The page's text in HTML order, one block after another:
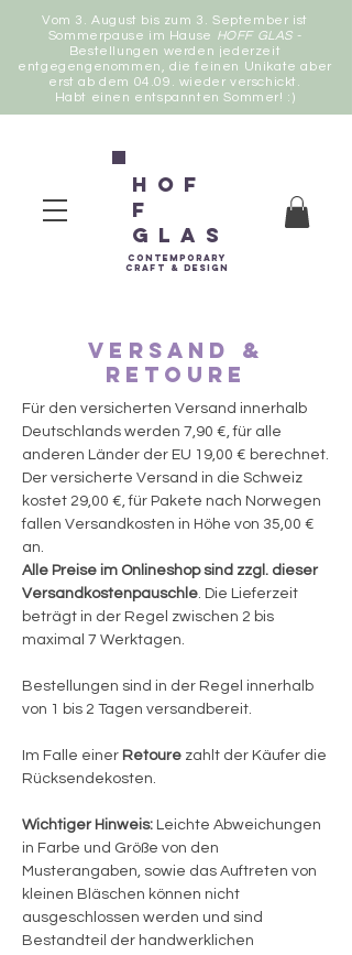
Vom 3. August bis zum 3. September ist
Sommerpause im Hause HOFF GLAS-
Bestellungen werden jederzeit
entgegengenommen, die feinen Unikate aber
erst ab dem 04.09. wieder verschickt.
Habt einen entspannten Sommer! :)
Hof
f
Glas
contemporary
Craft & Design
Versand &
Retoure
Für den versicherten Versand innerhalb
Deutschlands werden 7,90 €, für alle
anderen Länder der EU 19,00 € berechnet.
Der versicherte Versand in die Schweiz
kostet 29,00 €, für Pakete nach Norwegen
fallen Versandkosten in Höhe von 35,00 €
an.
Alle Preise im Onlineshop sind zzgl. dieser
Versandkostenpauschle. Die Lieferzeit
beträgt in der Regel zwischen 2 bis
maximal 7 Werktagen.
Bestellungen sind in der Regel innerhalb
von 1 bis 2 Tagen versandbereit.
Im Falle einer Retoure zahlt der Käufer die
Rücksendekosten.
Wichtiger Hinweis: Leichte Abweichungen
in Farbe und Größe von den
Musterangaben, sowie das Auftreten von
kleinen Bläschen können nicht
ausgeschlossen werden und sind
Bestandteil der handwerklichen